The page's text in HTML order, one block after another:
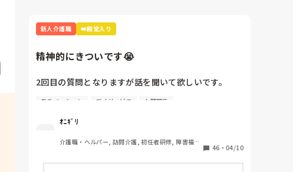
新人介護職 👑殿堂入り
精神的にきついです😭
2回目の質問となりますが話を聞いて欲しいです。
4月から約1週間たち、仕事も少しずつですが覚えてき
この1週間精神的にきついです。
A(上司)からの厳しい言葉、言い方が本当にきついで
モチベーション デイサービス 人間関係
ｵﾆｷﾞﾘ
介護職・ヘルパー, 訪問介護, 初任者研修, 障害福祉
46 ・ 04/10